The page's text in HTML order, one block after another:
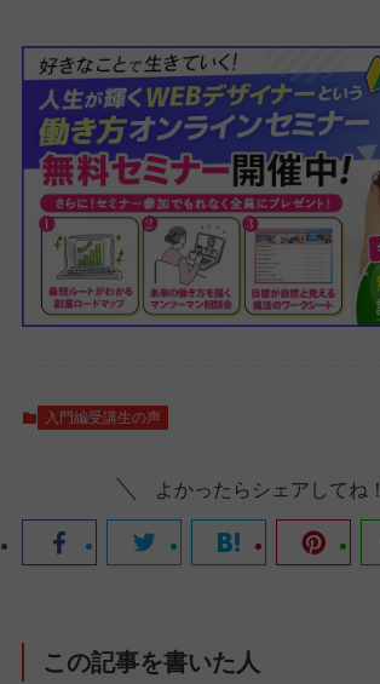
入門編受講生の声
よかったらシェアしてね！
この記事を書いた人